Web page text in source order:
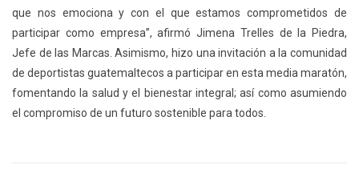
que nos emociona y con el que estamos comprometidos de
participar como empresa”, afirmó Jimena Trelles de la Piedra,
Jefe de las Marcas. Asimismo, hizo una invitación a la comunidad
de deportistas guatemaltecos a participar en esta media maratón,
fomentando la salud y el bienestar integral; así como asumiendo
el compromiso de un futuro sostenible para todos.